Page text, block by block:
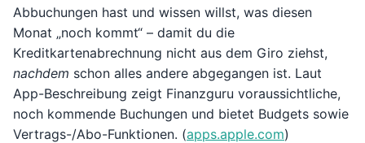
Abbuchungen hast und wissen willst, was diesen
Monat „noch kommt“ – damit du die
Kreditkartenabrechnung nicht aus dem Giro ziehst,
nachdem schon alles andere abgegangen ist. Laut
App-Beschreibung zeigt Finanzguru voraussichtliche,
noch kommende Buchungen und bietet Budgets sowie
Vertrags-/Abo-Funktionen. (apps.apple.com)